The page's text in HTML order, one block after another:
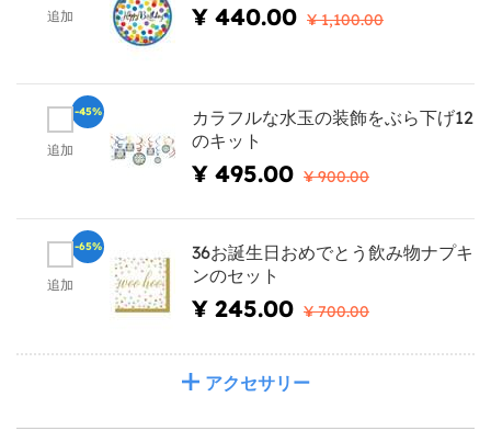
追加 ¥ 440.00 ¥ 1,100.00
追加
カラフルな水玉の装飾をぶら下げ12
のキット
¥ 495.00 ¥ 900.00
-45%
追加
36お誕生日おめでとう飲み物ナプキ
ンのセット
¥ 245.00 ¥ 700.00
-65%
アクセサリー